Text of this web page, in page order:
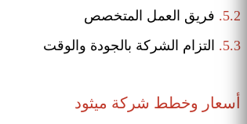
5.2. فريق العمل المتخصص
5.3. التزام الشركة بالجودة والوقت
أسعار وخطط شركة ميثود